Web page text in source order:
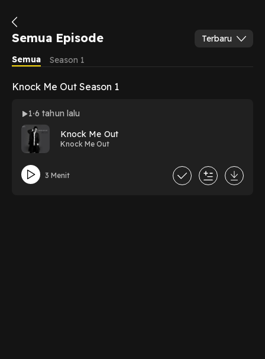
Semua Episode
Terbaru
Semua
Season 1
Knock Me Out Season 1
1 6 tahun lalu
Knock Me Out
Knock Me Out
3 Menit